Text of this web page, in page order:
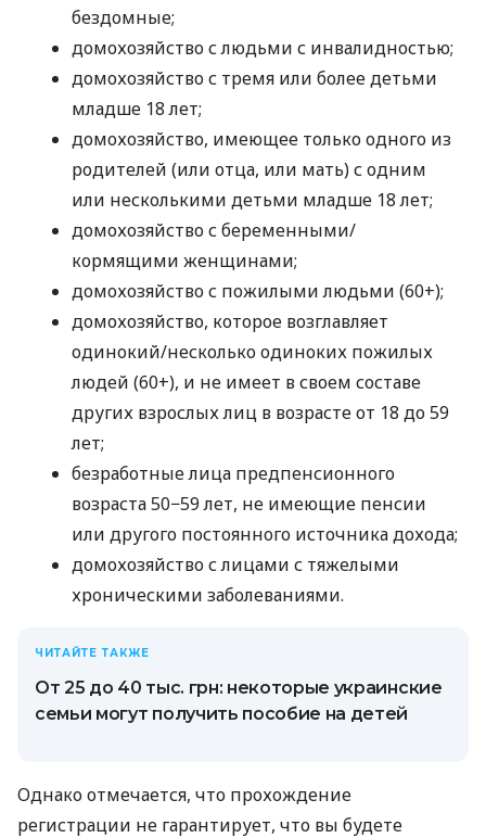
бездомные;
домохозяйство с людьми с инвалидностью;
домохозяйство с тремя или более детьми
младше 18 лет;
домохозяйство, имеющее только одного из
родителей (или отца, или мать) с одним
или несколькими детьми младше 18 лет;
домохозяйство с беременными/
кормящими женщинами;
домохозяйство с пожилыми людьми (60+);
домохозяйство, которое возглавляет
одинокий/несколько одиноких пожилых
людей (60+), и не имеет в своем составе
других взрослых лиц в возрасте от 18 до 59
лет;
безработные лица предпенсионного
возраста 50−59 лет, не имеющие пенсии
или другого постоянного источника дохода;
домохозяйство с лицами с тяжелыми
хроническими заболеваниями.
ЧИТАЙТЕ ТАКЖЕ
От 25 до 40 тыс. грн: некоторые украинские
семьи могут получить пособие на детей
Однако отмечается, что прохождение
регистрации не гарантирует, что вы будете